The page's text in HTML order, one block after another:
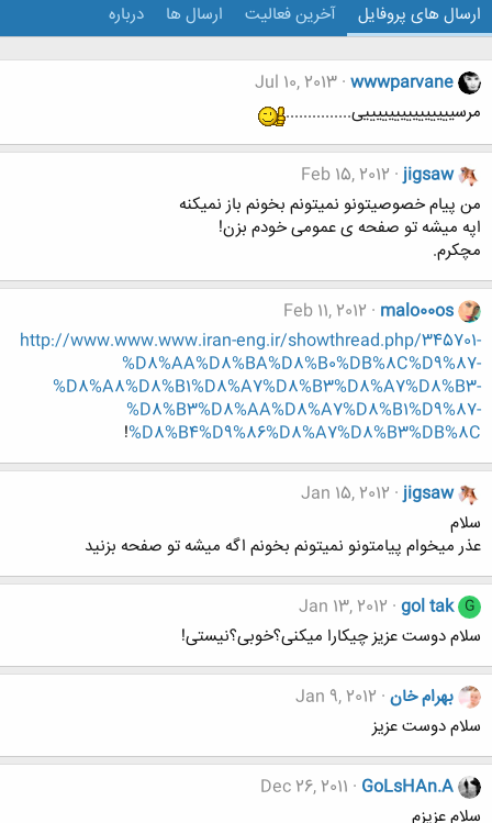
ارسال های پروفایل آخرین فعالیت ارسال ها درباره
wwwparvane
Jul 10, 2013
مرسیییییییییییییییی...............
jigsaw
Feb 15, 2012
من پیام خصوصیتونو نمیتونم بخونم باز نمیکنه
اپه میشه تو صفحه ی عمومی خودم بزن!
مچکرم.
malo00os
Feb 11, 2012
http://www.www.www.iran-eng.ir/showthread.php/345701-
%D8%AA%D8%BA%D8%B0%DB%8C%D9%87-
%D8%A8%D8%B1%D8%A7%D8%B3%D8%A7%D8%B3-
%D8%B3%D8%AA%D8%A7%D8%B1%D9%87-
%D8%B4%D9%86%D8%A7%D8%B3%DB%8C
!
jigsaw
Jan 15, 2012
سلام
عذر میخوام پیامتونو نمیتونم بخونم اگه میشه تو صفحه بزنید
G
gol tak
Jan 13, 2012
سلام دوست عزیز چیکارا میکنی؟خوبی؟نیستی!
بهرام خان Jan 9, 2012
سلام دوست عزيز
GoLsHAn.A
Dec 26, 2011
سلام عزيزم